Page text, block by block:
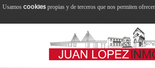
Usamos cookies propias y de terceros que nos permiten